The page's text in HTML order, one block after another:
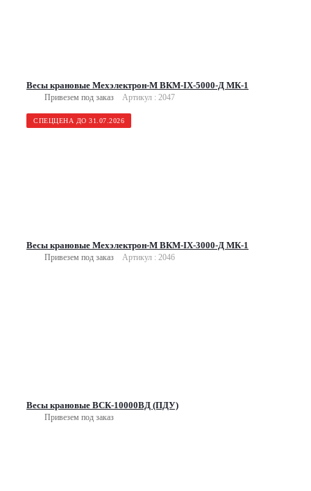
Весы крановые Мехэлектрон-М ВКМ-IX-5000-Д МК-1
Привезем под заказ Артикул : 2047
СПЕЦЦЕНА ДО 31.07.2026
Весы крановые Мехэлектрон-М ВКМ-IX-3000-Д МК-1
Привезем под заказ Артикул : 2046
Весы крановые ВСК-10000ВД (ПДУ)
Привезем под заказ